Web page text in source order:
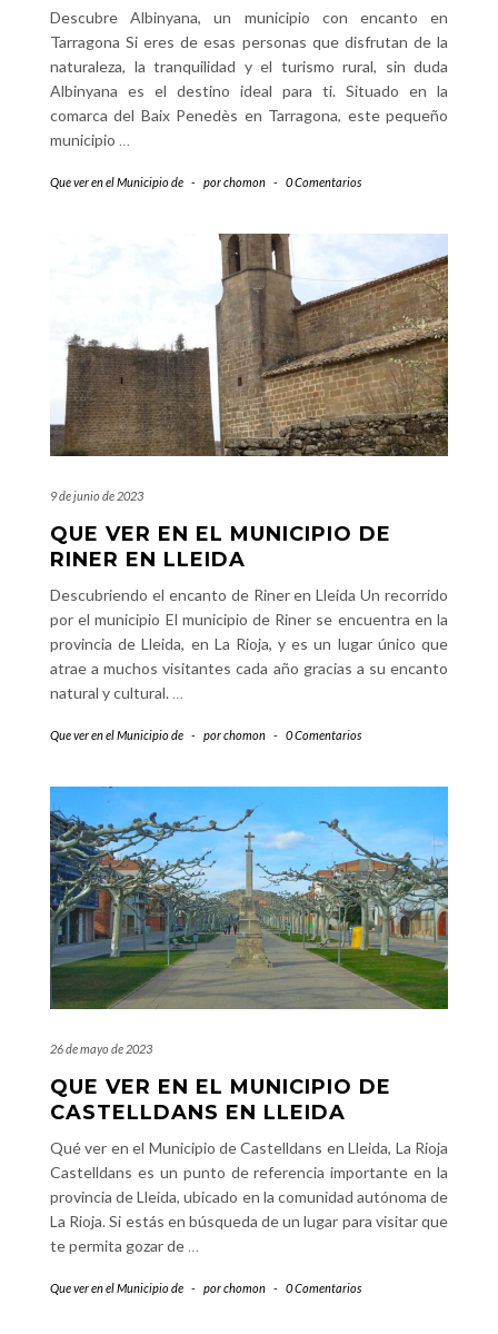
Descubre Albinyana, un municipio con encanto en
Tarragona Si eres de esas personas que disfrutan de la
naturaleza, la tranquilidad y el turismo rural, sin duda
Albinyana es el destino ideal para ti. Situado en la
comarca del Baix Penedès en Tarragona, este pequeño
municipio …
Que ver en el Municipio de - porchomon - 0 Comentarios
9 de junio de 2023
QUE VER EN EL MUNICIPIO DE
RINER EN LLEIDA
Descubriendo el encanto de Riner en Lleida Un recorrido
por el municipio El municipio de Riner se encuentra en la
provincia de Lleida, en La Rioja, y es un lugar único que
atrae a muchos visitantes cada año gracias a su encanto
natural y cultural. …
Que ver en el Municipio de - porchomon - 0 Comentarios
26 de mayo de 2023
QUE VER EN EL MUNICIPIO DE
CASTELLDANS EN LLEIDA
Qué ver en el Municipio de Castelldans en Lleida, La Rioja
Castelldans es un punto de referencia importante en la
provincia de Lleida, ubicado en la comunidad autónoma de
La Rioja. Si estás en búsqueda de un lugar para visitar que
te permita gozar de …
Que ver en el Municipio de - porchomon - 0 Comentarios